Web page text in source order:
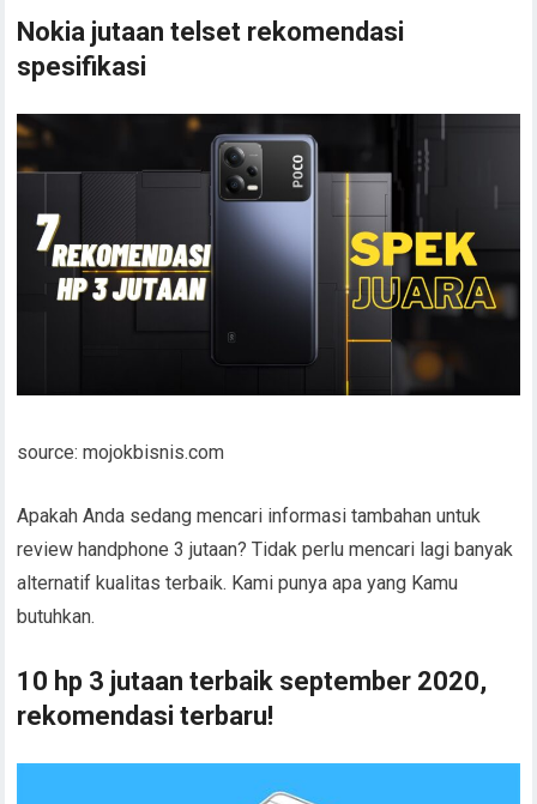
Nokia jutaan telset rekomendasi
spesifikasi
source: mojokbisnis.com
Apakah Anda sedang mencari informasi tambahan untuk
review handphone 3 jutaan? Tidak perlu mencari lagi banyak
alternatif kualitas terbaik. Kami punya apa yang Kamu
butuhkan.
10 hp 3 jutaan terbaik september 2020,
rekomendasi terbaru!